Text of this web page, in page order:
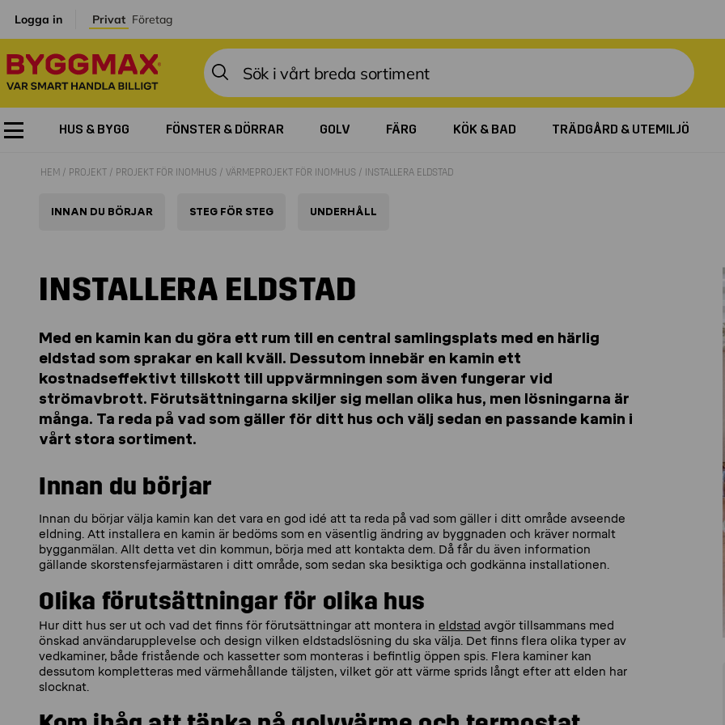
Privat Företag
Logga in
HUS & BYGG FÖNSTER & DÖRRAR GOLV FÄRG KÖK & BAD TRÄDGÅRD & UTEMILJÖ
HEM PROJEKT PROJEKT FÖR INOMHUS VÄRMEPROJEKT FÖR INOMHUS INSTALLERA ELDSTAD
INNAN DU BÖRJAR STEG FÖR STEG UNDERHÅLL
INSTALLERA ELDSTAD
Med en kamin kan du göra ett rum till en central samlingsplats med en härlig
eldstad som sprakar en kall kväll. Dessutom innebär en kamin ett
kostnadseffektivt tillskott till uppvärmningen som även fungerar vid
strömavbrott. Förutsättningarna skiljer sig mellan olika hus, men lösningarna är
många. Ta reda på vad som gäller för ditt hus och välj sedan en passande kamin i
vårt stora sortiment.
Innan du börjar
Innan du börjar välja kamin kan det vara en god idé att ta reda på vad som gäller i ditt område avseende
eldning. Att installera en kamin är bedöms som en väsentlig ändring av byggnaden och kräver normalt
bygganmälan. Allt detta vet din kommun, börja med att kontakta dem. Då får du även information
gällande skorstensfejarmästaren i ditt område, som sedan ska besiktiga och godkänna installationen.
Olika förutsättningar för olika hus
Hur ditt hus ser ut och vad det finns för förutsättningar att montera in eldstad avgör tillsammans med
önskad användarupplevelse och design vilken eldstadslösning du ska välja. Det finns flera olika typer av
vedkaminer, både fristående och kassetter som monteras i befintlig öppen spis. Flera kaminer kan
dessutom kompletteras med värmehållande täljsten, vilket gör att värme sprids långt efter att elden har
slocknat.